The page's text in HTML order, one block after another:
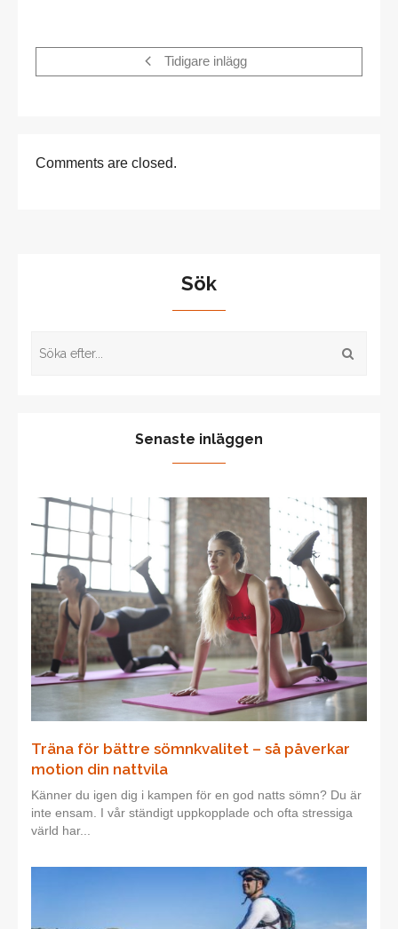
Tidigare inlägg
Comments are closed.
Sök
Senaste inläggen
Träna för bättre sömnkvalitet – så påverkar
motion din nattvila
Känner du igen dig i kampen för en god natts sömn? Du är
inte ensam. I vår ständigt uppkopplade och ofta stressiga
värld har...